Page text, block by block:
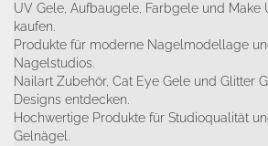
UV Gele, Aufbaugele, Farbgele und Make
kaufen.
Produkte für moderne Nagelmodellage
Nagelstudios.
Nailart Zubehör, Cat Eye Gele und Glitter
Designs entdecken.
Hochwertige Produkte für Studioqualität
Gelnägel.